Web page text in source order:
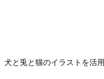
犬と兎と猫のイラストを活